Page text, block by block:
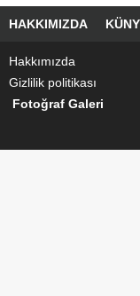
HAKKIMIZDA
Hakkımızda
Gizlilik politikası
Fotoğraf Galeri